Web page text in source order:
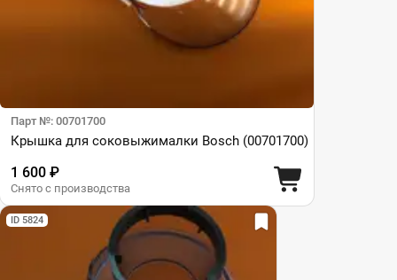
Парт №: 00701700
Крышка для соковыжималки Bosch (00701700)
1 600 ₽
Снято с производства
ID 5824